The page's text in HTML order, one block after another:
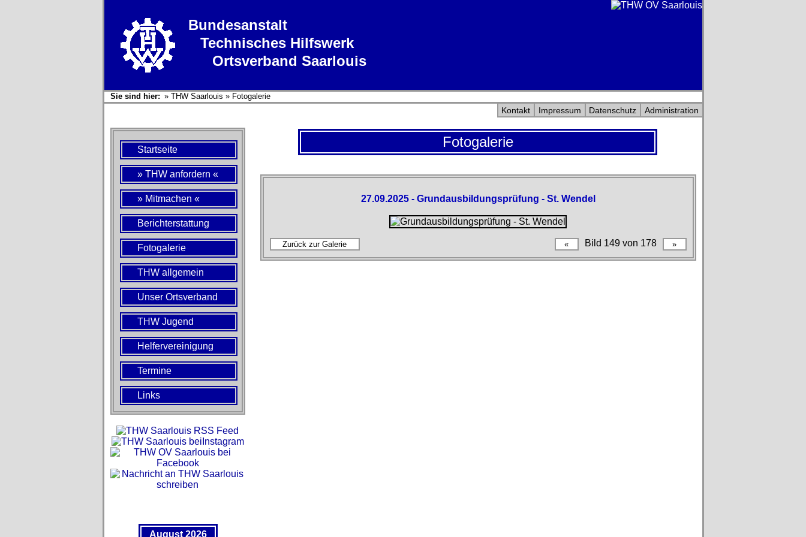
Bundesanstalt
Technisches Hilfswerk
Ortsverband Saarlouis
Sie sind hier: » THW Saarlouis » Fotogalerie
Kontakt Impressum Datenschutz Administration
Startseite
» THW anfordern «
» Mitmachen «
Berichterstattung
Fotogalerie
THW allgemein
Unser Ortsverband
THW Jugend
Helfervereinigung
Termine
Links
August 2026
Fotogalerie
27.09.2025 - Grundausbildungsprüfung - St. Wendel
Bild 149 von 178